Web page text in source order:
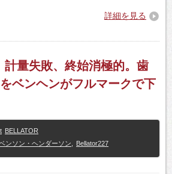
詳細を見る
計量失敗、終始消極的。歯
ベンヘンがフルマークで下
BELLATOR
ンソン・ヘンダーソン Bellator227